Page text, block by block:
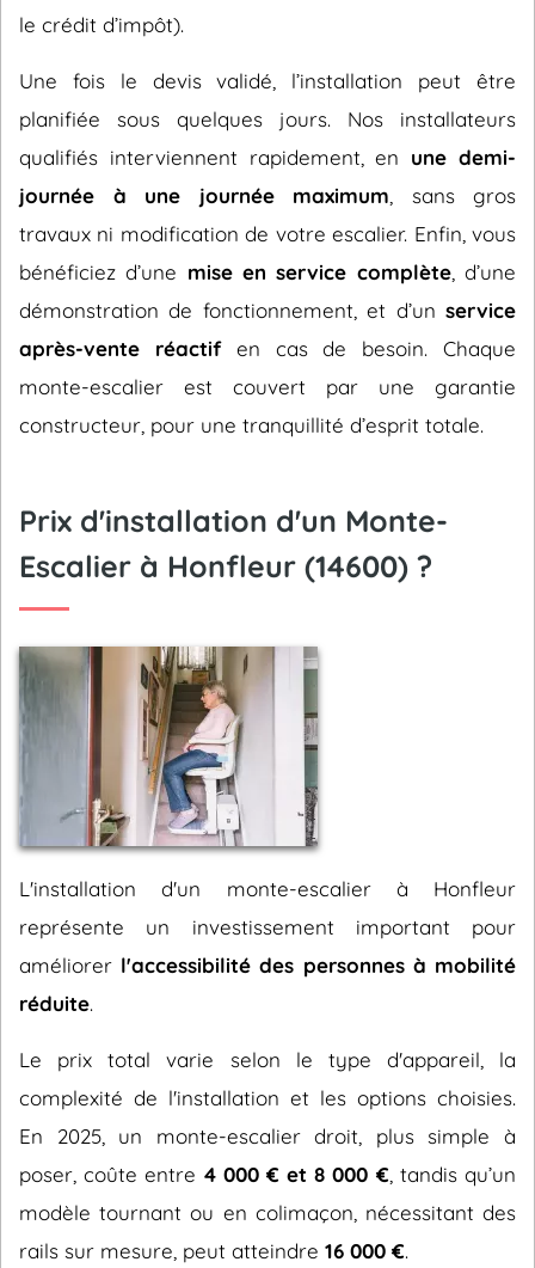
le crédit d’impôt).
Une fois le devis validé, l’installation peut être
planifiée sous quelques jours. Nos installateurs
qualifiés interviennent rapidement, en une demi-
journée à une journée maximum , sans gros
travaux ni modification de votre escalier. Enfin, vous
bénéficiez d’une mise en service complète, d’une
démonstration de fonctionnement, et d’un service
après-vente réactifen cas de besoin. Chaque
monte-escalier est couvert par une garantie
constructeur, pour une tranquillité d’esprit totale.
Prix d'installation d'un Monte-
Escalier à Honfleur (14600) ?
L'installation d'un monte-escalier à Honfleur
représente un investissement important pour
améliorer l'accessibilité des personnes à mobilité
réduite.
Le prix total varie selon le type d'appareil, la
complexité de l'installation et les options choisies.
En 2025, un monte-escalier droit, plus simple à
poser, coûte entre 4 000 € et 8 000 € , tandis qu’un
modèle tournant ou en colimaçon, nécessitant des
rails sur mesure, peut atteindre 16 000 €.